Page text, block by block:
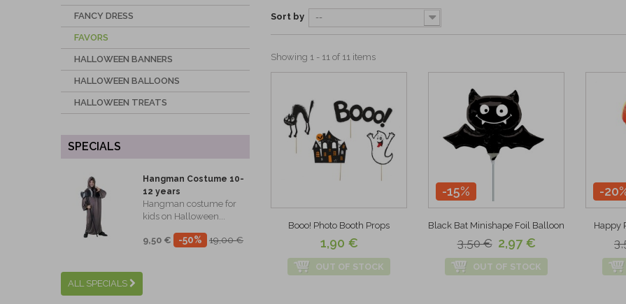
FANCY DRESS
FAVORS
HALLOWEEN BANNERS
HALLOWEEN BALLOONS
HALLOWEEN TREATS
SPECIALS
Hangman Costume 10-
12 years
Hangman costume for
kids on Halloween...
9,50 € -50% 19,00 €
ALL SPECIALS
Sort by --
Showing 1 - 11 of 11 items
Booo! Photo Booth Props
1,90 €
OUT OF STOCK
-15%
Black Bat Minishape Foil Balloon
3,50 € 2,97 €
OUT OF STOCK
-
Happy